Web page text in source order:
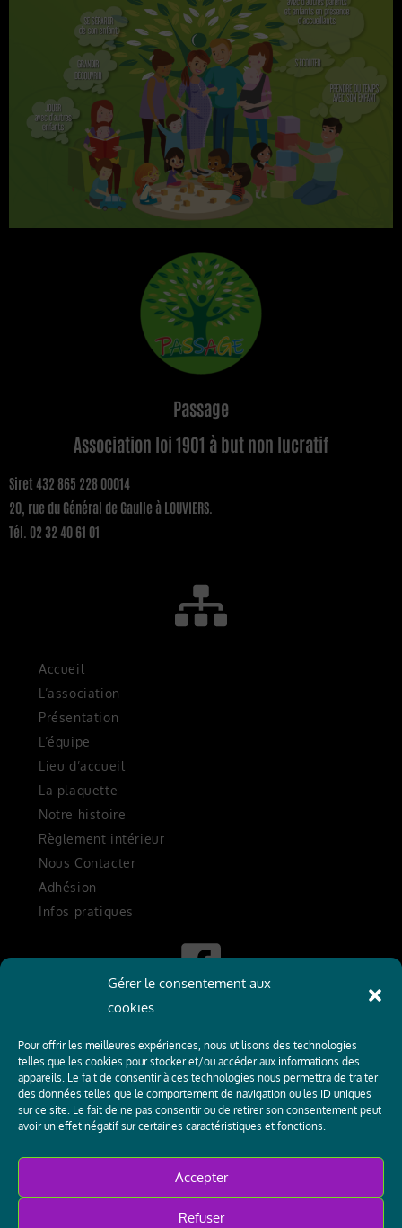
Gérer le consentement aux
cookies
Pour offrir les meilleures expériences, nous utilisons des technologies
telles que les cookies pour stocker et/ou accéder aux informations des
appareils. Le fait de consentir à ces technologies nous permettra de traiter
des données telles que le comportement de navigation ou les ID uniques
sur ce site. Le fait de ne pas consentir ou de retirer son consentement peut
avoir un effet négatif sur certaines caractéristiques et fonctions.
Accepter
Refuser
Passage
Association loi 1901 à but non lucratif
Siret 432 865 228 00014
20, rue du Général de Gaulle à LOUVIERS.
Tél. 02 32 40 61 01
Accueil
L’association
Présentation
L’équipe
Lieu d’accueil
La plaquette
Notre histoire
Règlement intérieur
Nous Contacter
Adhésion
Infos pratiques
Suivez-nous sur Facebook
Politique de cookies (UE)
Politique de confidentialité
Conditions générales